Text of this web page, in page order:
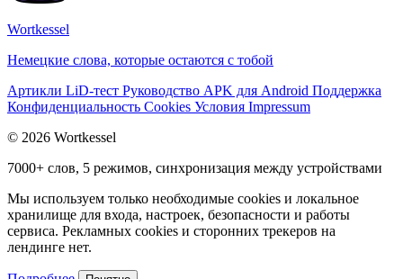
Wortkessel
Немецкие слова, которые остаются с тобой
Артикли LiD-тест Руководство APK для Android Поддержка
Конфиденциальность Cookies Условия Impressum
© 2026 Wortkessel
7000+ слов, 5 режимов, синхронизация между устройствами
Мы используем только необходимые cookies и локальное
хранилище для входа, настроек, безопасности и работы
сервиса. Рекламных cookies и сторонних трекеров на
лендинге нет.